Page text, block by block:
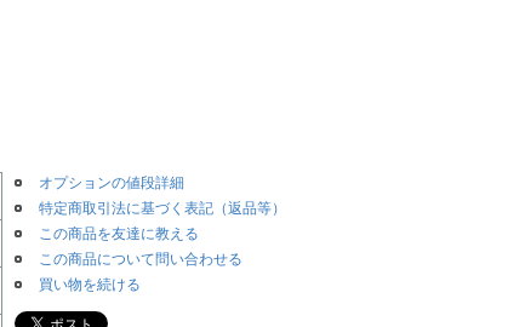
オプションの値段詳細
特定商取引法に基づく表記（返品等）
この商品を友達に教える
この商品について問い合わせる
買い物を続ける